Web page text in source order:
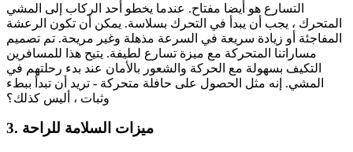
التسارع هو أيضا مفتاح. عندما يخطو أحد الركاب إلى المشي
المتحرك ، يجب أن يبدأ في التحرك بسلاسة. يمكن أن تكون الرعشة
المفاجئة أو زيادة سريعة في السرعة مذهلة وغير مريحة. تم تصميم
مساراتنا المتحركة مع ميزة تسارع لطيفة. يتيح هذا للمسافرين
التكيف بسهولة مع الحركة والشعور بالأمان عند بدء رحلتهم في
المشي. إنه مثل الحصول على حافلة متحركة - تريد أن تبدأ ببطء
وثبات ، أليس كذلك؟
3. ميزات السلامة للراحة